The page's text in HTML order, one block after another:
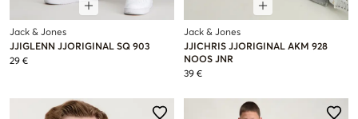
Jack & Jones
JJIGLENN JJORIGINAL SQ 903
29 €
Jack & Jones
JJICHRIS JJORIGINAL AKM 928
NOOS JNR
39 €